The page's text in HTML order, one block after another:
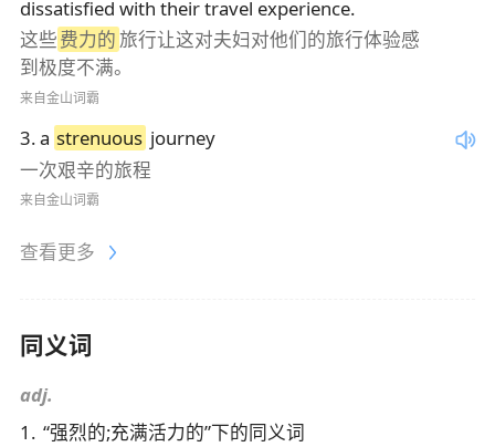
dissatisfied with their travel experience.
这些费力的 旅行让这对夫妇对他们的旅行体验感
到极度不满。
来自金山词霸
3.a strenuous journey
一次艰辛的旅程
来自金山词霸
查看更多
同义词
adj.
1 . “强烈的;充满活力的”下的同义词